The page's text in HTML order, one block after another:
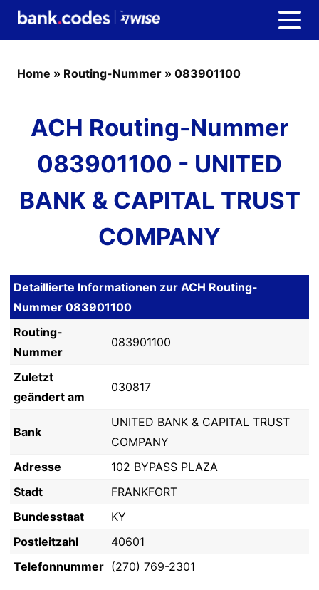
Home » Routing-Nummer » 083901100
ACH Routing-Nummer
083901100 - UNITED
BANK & CAPITAL TRUST
COMPANY
Detaillierte Informationen zur ACH Routing-
Nummer 083901100
Routing-
Nummer
083901100
Zuletzt
geändert am
030817
Bank
UNITED BANK & CAPITAL TRUST
COMPANY
Adresse
102 BYPASS PLAZA
Stadt
FRANKFORT
Bundesstaat
KY
Postleitzahl
40601
Telefonnummer (270) 769-2301